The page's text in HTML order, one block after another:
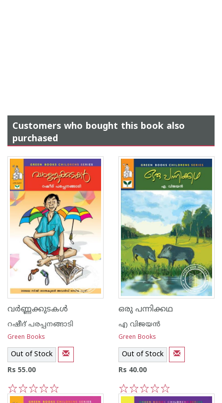
Customers who bought this book also
purchased
വര്‍ണ്ണക്കുടകള്‍
റഷീദ് പരപ്പനങ്ങാ‍ടി
Green Books
Out of Stock
Rs 55.00
5
4
3
2
1
ഒരു പന്നിക്കഥ
എ വിജയന്‍
Green Books
Out of Stock
Rs 40.00
5
4
3
2
1